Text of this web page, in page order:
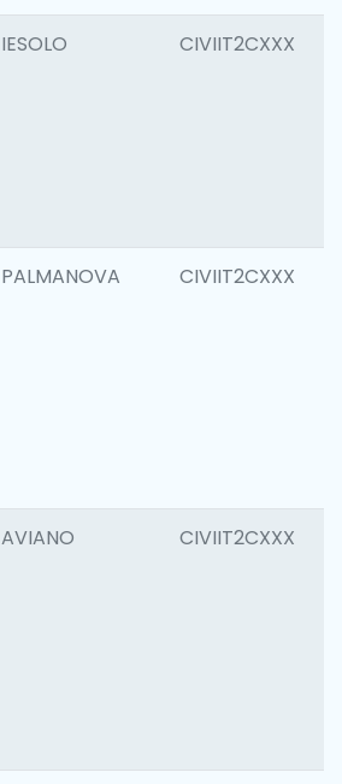
IESOLO CIVIIT2CXXX
PALMANOVA CIVIIT2CXXX
AVIANO CIVIIT2CXXX